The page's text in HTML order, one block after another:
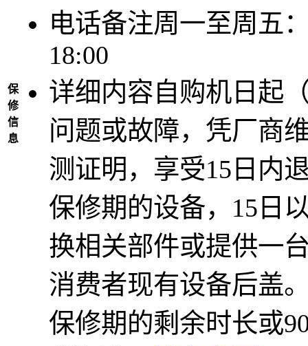
保
修
信
息
电话备注周一至周五
18:00
详细内容自购机日起
问题或故障，凭厂商
测证明，享受15日内
保修期的设备，15日
换相关部件或提供一
消费者现有设备后盖
保修期的剩余时长或